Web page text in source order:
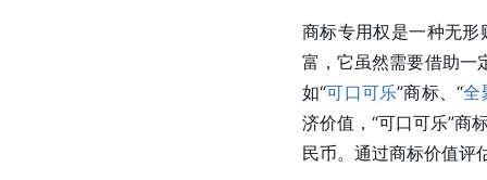
商标专用权是一种无
富，它虽然需要借助一
如“可口可乐”商标、“全
济价值，“可口可乐”商
民币。通过商标价值评